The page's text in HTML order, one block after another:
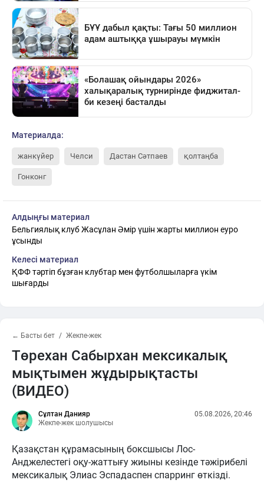
Материалда:
жанкүйер Челси Дастан Сәтпаев қолтаңба
Гонконг
Алдыңғы материал
Бельгиялық клуб Жасұлан Әмір үшін жарты миллион еуро
ұсынды
Келесі материал
ҚФФ тәртіп бұзған клубтар мен футболшыларға үкім
шығарды
← Басты бет Жекпе-жек
Төрехан Сабырхан мексикалық
мықтымен жұдырықтасты
(ВИДЕО)
Сұлтан Данияр
Жекпе-жек шолушысы
05.08.2026, 20:46
Қазақстан құрамасының боксшысы Лос-
Анджелестегі оқу-жаттығу жиыны кезінде тәжірибелі
мексикалық Элиас Эспадаспен спарринг өткізді.